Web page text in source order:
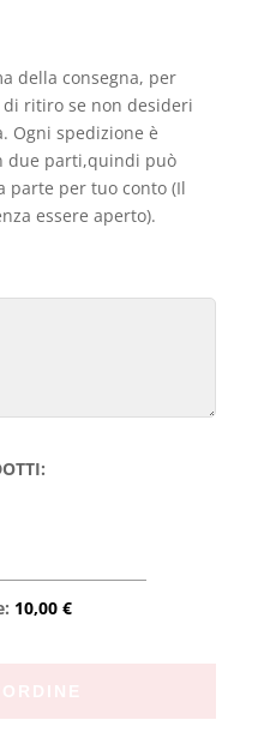
della consegna, per
ritiro se non desideri
Ogni spedizione è
due parti,quindi può
parte per tuo conto (Il
essere aperto).
10,00 €